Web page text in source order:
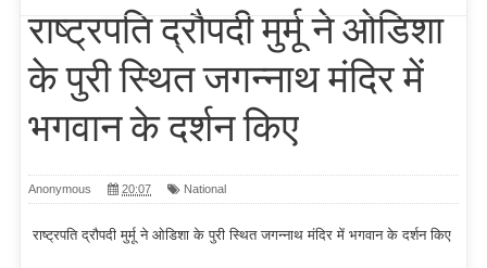
राष्ट्रपति द्रौपदी मुर्मू ने ओडिशा
के पुरी स्थित जगन्नाथ मंदिर में
भगवान के दर्शन किए
Anonymous 20:07 National
राष्ट्रपति द्रौपदी मुर्मू ने ओडिशा के पुरी स्थित जगन्नाथ मंदिर में भगवान के दर्शन किए